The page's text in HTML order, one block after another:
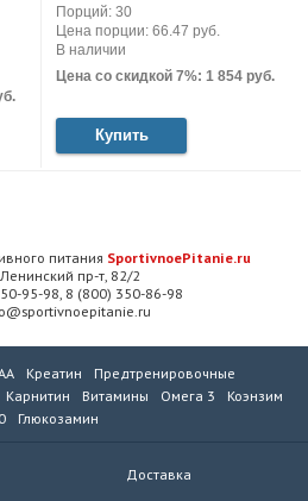
Порций: 30
Цена порции: 66.47 руб.
В наличии
Цена со скидкой 7%: 1 854 руб.
Купить
питания SportivnoePitanie.ru
пр-т, 82/2
95-98, 8 (800) 350-86-98
Креатин
Предтренировочные
Карнитин Витамины Омега 3
Коэнзим
Глюкозамин
Доставка